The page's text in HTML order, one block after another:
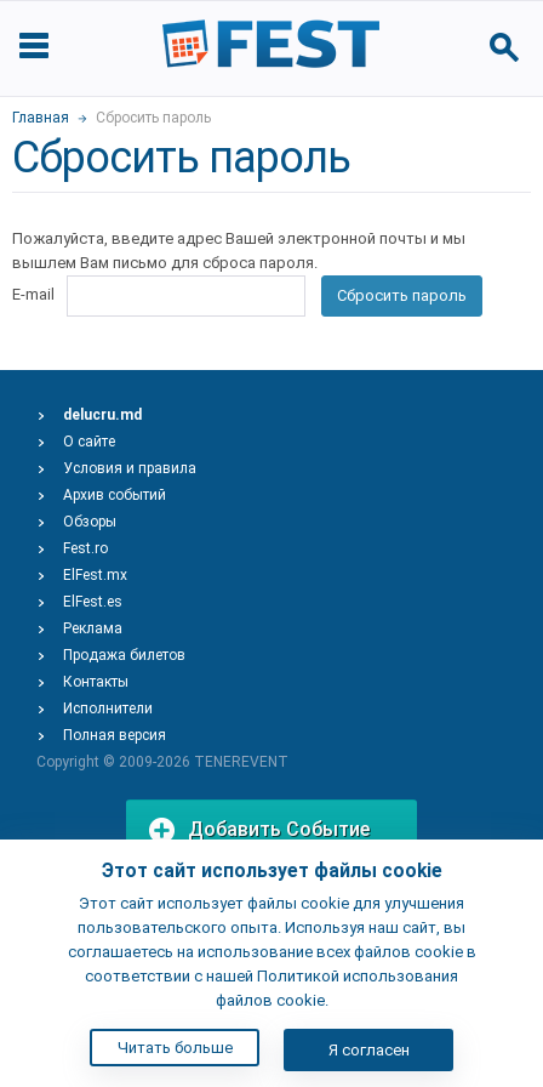
Главная Сбросить пароль
Сбросить пароль
Пожалуйста, введите адрес Вашей электронной почты и мы
вышлем Вам письмо для сброса пароля.
E-mail
Сбросить пароль
Этот сайт использует файлы cookie
Этот сайт использует файлы cookie для улучшения
пользовательского опыта. Используя наш сайт, вы
соглашаетесь на использование всех файлов cookie в
соответствии с нашей Политикой использования
файлов cookie.
Читать больше Я согласен
delucru.md
О сайте
Условия и правила
Архив событий
Обзоры
Fest.ro
ElFest.mx
ElFest.es
Реклама
Продажа билетов
Контакты
Исполнители
Полная версия
Copyright © 2009-2026 TENEREVENT
Добавить Событие
Добавить Заведение